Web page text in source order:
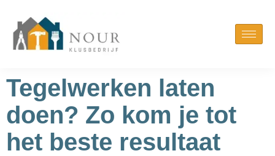
Tegelwerken laten
doen? Zo kom je tot
het beste resultaat